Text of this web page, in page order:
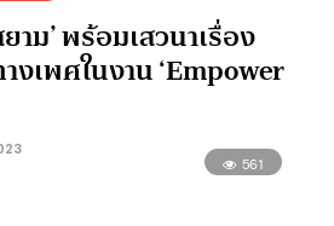
ม’ พร้อมเสวนาเรื่อง
งเพศในงาน ‘Empower
561